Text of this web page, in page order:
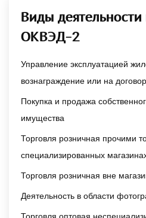
Виды
ОКВЭД-2
Управление эксплуатацией
вознаграждение или на
Покупка и продажа
имущества
Торговля розничная прочими
специализированных
Торговля розничная вне
Деятельность в области